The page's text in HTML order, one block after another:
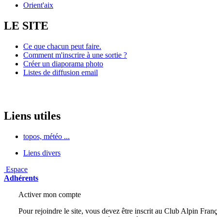
Orient'aix
LE SITE
Ce que chacun peut faire.
Comment m'inscrire à une sortie ?
Créer un diaporama photo
Listes de diffusion email
Liens utiles
topos, météo ...
Liens divers
Espace
Adhérents
Activer mon compte
Pour rejoindre le site, vous devez être inscrit au Club Alpin